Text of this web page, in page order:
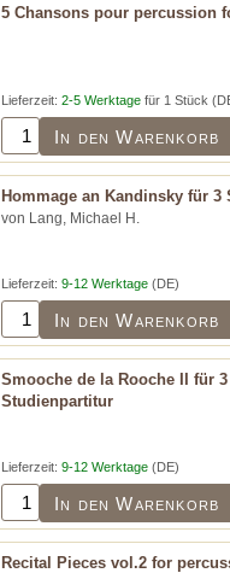
5 Chansons pour percussion
Lieferzeit: 2-5 Werktage für 1 Stück
In den Warenkorb
Hommage an Kandinsky für
von Lang, Michael H.
Lieferzeit: 9-12 Werktage (DE)
In den Warenkorb
Smooche de la Rooche II für
Studienpartitur
Lieferzeit: 9-12 Werktage (DE)
In den Warenkorb
Recital Pieces vol.2 for